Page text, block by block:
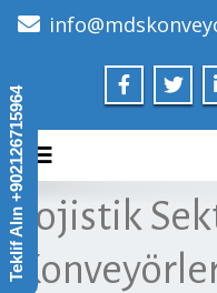
Toggle navigation
Lojistik
Teklif Alın +902126715964